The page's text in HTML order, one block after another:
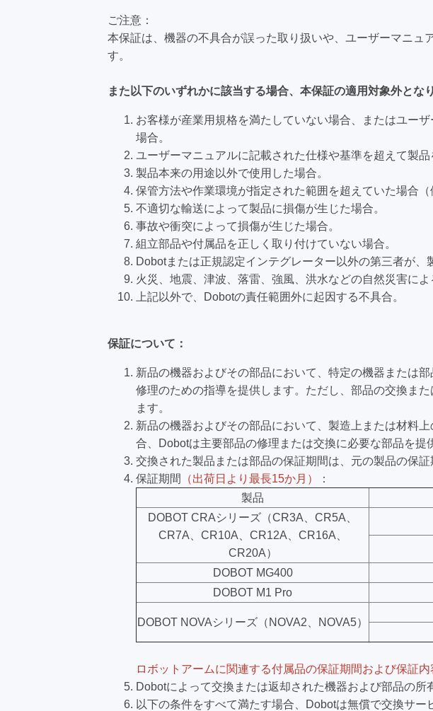
ご注意：
本保証は、機器の不具合が誤った取り扱いや、ユーザーマニュ
す。
また以下のいずれかに該当する場合、本保証の適用対象外とな
お客様が産業用規格を満たしていない場合、またはユー
場合。
ユーザーマニュアルに記載された仕様や基準を超えて製品
製品本来の用途以外で使用した場合。
保管方法や作業環境が指定された範囲を超えていた場合（
不適切な輸送によって製品に損傷が生じた場合。
事故や衝突によって損傷が生じた場合。
組立部品や付属品を正しく取り付けていない場合。
Dobotまたは正規認定インテグレーター以外の第三者が
火災、地震、津波、落雷、強風、洪水などの自然災害によ
上記以外で、Dobotの責任範囲外に起因する不具合。
保証について：
新品の機器およびその部品において、特定の機器または
修理のための指導を提供します。ただし、部品の交換ま
ます。
新品の機器およびその部品において、製造上または材料
合、Dobotは主要部品の修理または交換に必要な部品を提
交換された製品または部品の保証期間は、元の製品の保証
保証期間
（出荷日より最長15か月）
：
製品
DOBOT CRAシリーズ（CR3A、CR5A、
CR7A、CR10A、CR12A、CR16A、
CR20A）
DOBOT MG400
DOBOT M1 Pro
DOBOT NOVAシリーズ（NOVA2、NOVA5）
ロボットアームに関連する付属品の保証期間および保証
Dobotによって交換または返却された機器および部品の所
以下の条件をすべて満たす場合、Dobotは無償で交換サー